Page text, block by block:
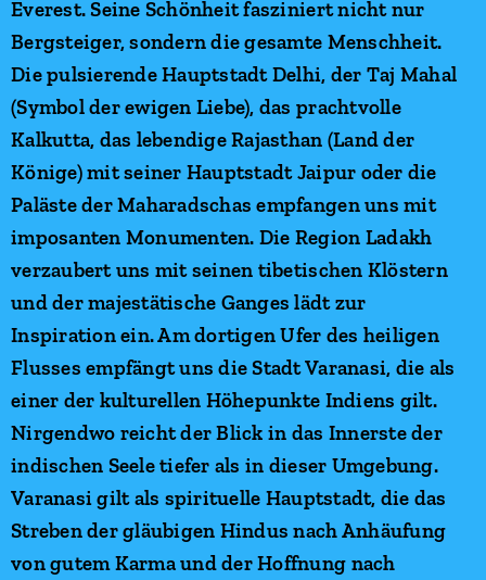
Everest. Seine Schönheit fasziniert nicht nur
Bergsteiger, sondern die gesamte Menschheit.
Die pulsierende Hauptstadt Delhi, der Taj Mahal
(Symbol der ewigen Liebe), das prachtvolle
Kalkutta, das lebendige Rajasthan (Land der
Könige) mit seiner Hauptstadt Jaipur oder die
Paläste der Maharadschas empfangen uns mit
imposanten Monumenten. Die Region Ladakh
verzaubert uns mit seinen tibetischen Klöstern
und der majestätische Ganges lädt zur
Inspiration ein. Am dortigen Ufer des heiligen
Flusses empfängt uns die Stadt Varanasi, die als
einer der kulturellen Höhepunkte Indiens gilt.
Nirgendwo reicht der Blick in das Innerste der
indischen Seele tiefer als in dieser Umgebung.
Varanasi gilt als spirituelle Hauptstadt, die das
Streben der gläubigen Hindus nach Anhäufung
von gutem Karma und der Hoffnung nach